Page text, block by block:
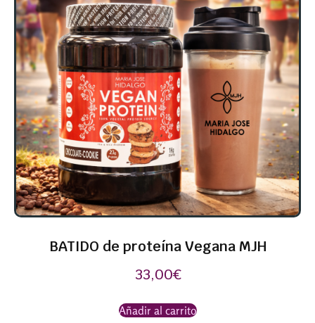
BATIDO de proteína Vegana MJH
33,00€
Añadir al carrito